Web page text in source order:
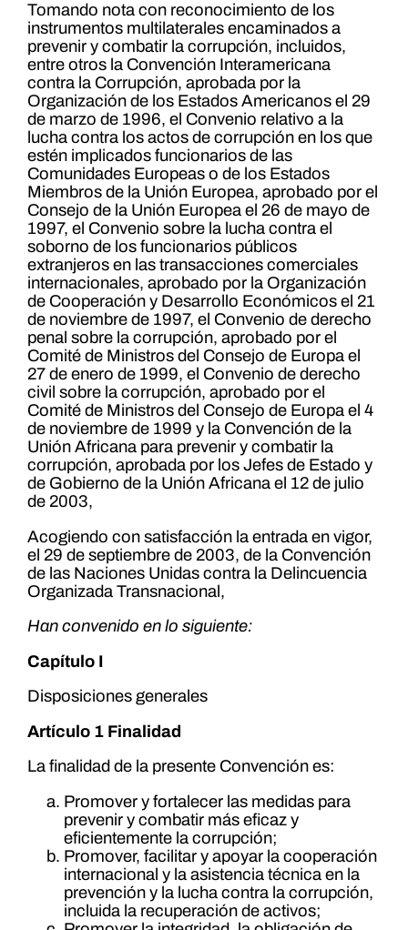
Tomando nota con reconocimiento de los
instrumentos multilaterales encaminados a
prevenir y combatir la corrupción, incluidos,
entre otros la Convención Interamericana
contra la Corrupción, aprobada por la
Organización de los Estados Americanos el 29
de marzo de 1996, el Convenio relativo a la
lucha contra los actos de corrupción en los que
estén implicados funcionarios de las
Comunidades Europeas o de los Estados
Miembros de la Unión Europea, aprobado por el
Consejo de la Unión Europea el 26 de mayo de
1997, el Convenio sobre la lucha contra el
soborno de los funcionarios públicos
extranjeros en las transacciones comerciales
internacionales, aprobado por la Organización
de Cooperación y Desarrollo Económicos el 21
de noviembre de 1997, el Convenio de derecho
penal sobre la corrupción, aprobado por el
Comité de Ministros del Consejo de Europa el
27 de enero de 1999, el Convenio de derecho
civil sobre la corrupción, aprobado por el
Comité de Ministros del Consejo de Europa el 4
de noviembre de 1999 y la Convención de la
Unión Africana para prevenir y combatir la
corrupción, aprobada por los Jefes de Estado y
de Gobierno de la Unión Africana el 12 de julio
de 2003,
Acogiendo con satisfacción la entrada en vigor,
el 29 de septiembre de 2003, de la Convención
de las Naciones Unidas contra la Delincuencia
Organizada Transnacional,
Han convenido en lo siguiente:
Capítulo I
Disposiciones generales
Artículo 1 Finalidad
La finalidad de la presente Convención es:
Promover y fortalecer las medidas para
prevenir y combatir más eficaz y
eficientemente la corrupción;
Promover, facilitar y apoyar la cooperación
internacional y la asistencia técnica en la
prevención y la lucha contra la corrupción,
incluida la recuperación de activos;